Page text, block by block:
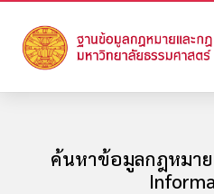
ค้นหาข้อมูลกฎหมาย